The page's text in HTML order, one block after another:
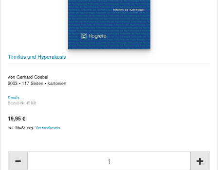
Tinnitus und Hyperakusis
von Gerhard Goebel
2003 ▪ 117 Seiten ▪ kartoniert
Details …
Bestell-Nr. 49168
19,95 €
inkl. MwSt. zzgl. Versandkosten